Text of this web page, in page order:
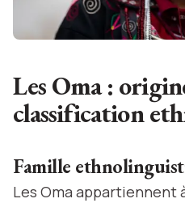
Les Oma :
classification
Famille
Les Oma appartiennent